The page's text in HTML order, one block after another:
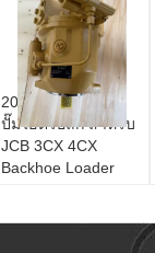
20/925784 อะไหล่
ปั๊มไฮดรอลิก สําหรับ
JCB 3CX 4CX
Backhoe Loader